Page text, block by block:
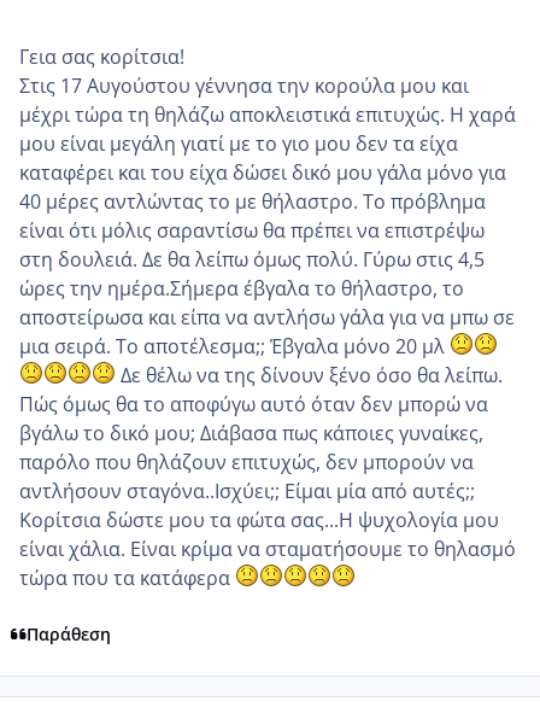
Γεια σας κορίτσια!
Στις 17 Αυγούστου γέννησα την κορούλα μου και
μέχρι τώρα τη θηλάζω αποκλειστικά επιτυχώς. Η χαρά
μου είναι μεγάλη γιατί με το γιο μου δεν τα είχα
καταφέρει και του είχα δώσει δικό μου γάλα μόνο για
40 μέρες αντλώντας το με θήλαστρο. Το πρόβλημα
είναι ότι μόλις σαραντίσω θα πρέπει να επιστρέψω
στη δουλειά. Δε θα λείπω όμως πολύ. Γύρω στις 4,5
ώρες την ημέρα.Σήμερα έβγαλα το θήλαστρο, το
αποστείρωσα και είπα να αντλήσω γάλα για να μπω σε
μια σειρά. Το αποτέλεσμα;; Έβγαλα μόνο 20 μλ
Δε θέλω να της δίνουν ξένο όσο θα λείπω.
Πώς όμως θα το αποφύγω αυτό όταν δεν μπορώ να
βγάλω το δικό μου; Διάβασα πως κάποιες γυναίκες,
παρόλο που θηλάζουν επιτυχώς, δεν μπορούν να
αντλήσουν σταγόνα..Ισχύει;; Είμαι μία από αυτές;;
Κορίτσια δώστε μου τα φώτα σας...Η ψυχολογία μου
είναι χάλια. Είναι κρίμα να σταματήσουμε το θηλασμό
τώρα που τα κατάφερα
Παράθεση